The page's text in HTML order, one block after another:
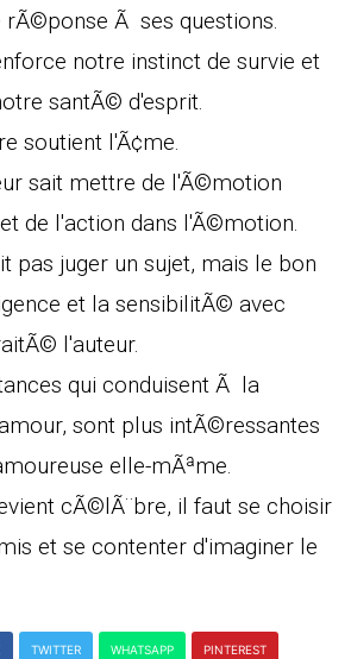
rÃ©ponse Ã ses questions.
notre instinct de survie et
santÃ© d'esprit.
soutient l'Ã¢me.
sait mettre de l'Ã©motion
de l'action dans l'Ã©motion.
pas juger un sujet, mais le bon
et la sensibilitÃ© avec
l'auteur.
qui conduisent Ã la
sont plus intÃ©ressantes
elle-mÃªme.
cÃ©lÃ¨bre, il faut se choisir
et se contenter d'imaginer le
TWITTER WHATSAPP PINTEREST